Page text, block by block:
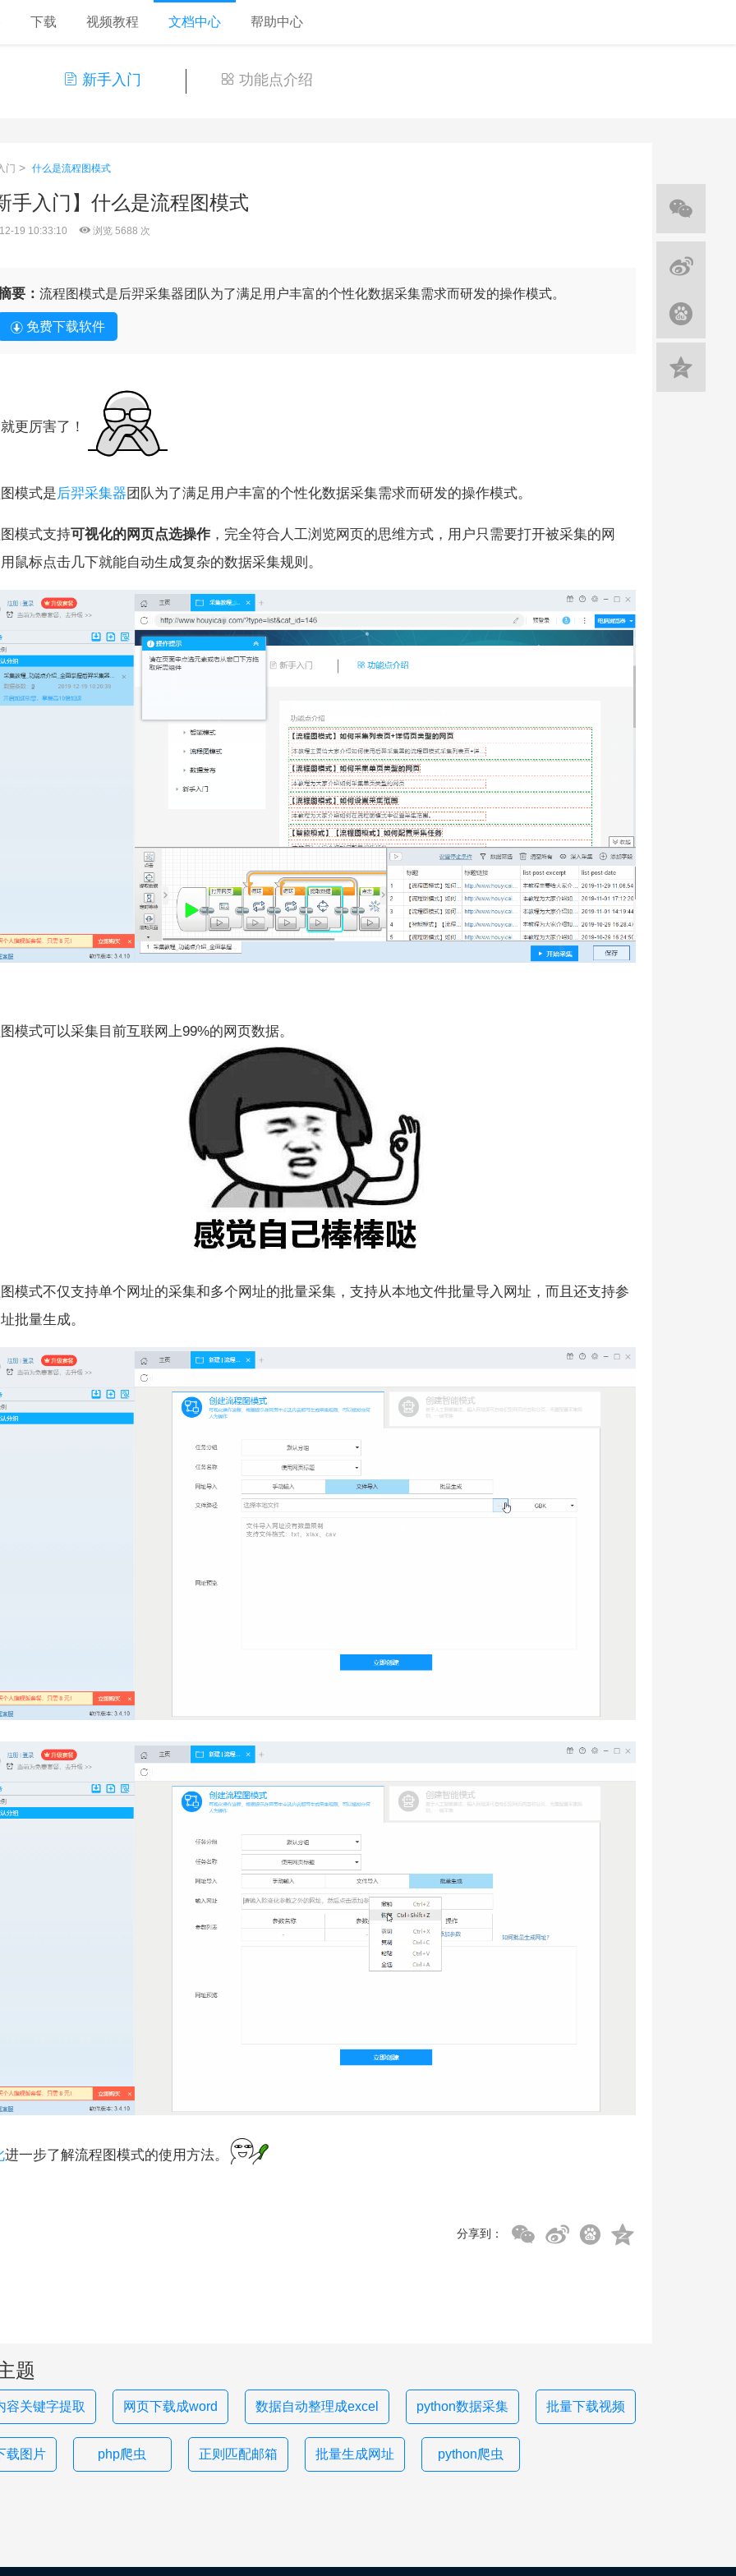
下载 视频教程 文档中心 帮助中心
新手入门 功能点介绍
门 > 什么是流程图模式
手入门】什么是流程图模式
19 10:33:10 浏览 5688 次
要： 流程图模式是后羿采集器团队为了满足用户丰富的个性化数据采集需求而研发的操作模式。
免费下载软件
更厉害了！
模式是后羿采集器团队为了满足用户丰富的个性化数据采集需求而研发的操作模式。
模式支持可视化的网页点选操作，完全符合人工浏览网页的思维方式，用户只需要打开被采集的网
鼠标点击几下就能自动生成复杂的数据采集规则。
模式可以采集目前互联网上99%的网页数据。
模式不仅支持单个网址的采集和多个网址的批量采集，支持从本地文件批量导入网址，而且还支持参
批量生成。
进一步了解流程图模式的使用方法。
分享到：
题
容关键字提取 网页下载成word 数据自动整理成excel python数据采集 批量下载视频
载图片 php爬虫 正则匹配邮箱 批量生成网址 python爬虫